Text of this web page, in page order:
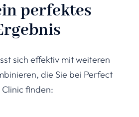
perfektes
sich effektiv mit weiteren
die Sie bei Perfect
Clinic finden: